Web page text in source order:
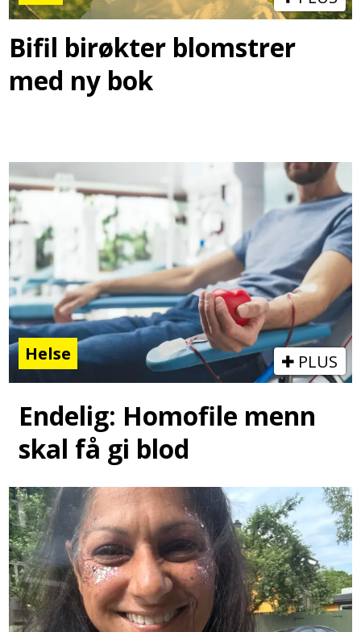
Bifil birøkter blomstrer
med ny bok
Helse PLUS
Endelig: Homofile menn
skal få gi blod